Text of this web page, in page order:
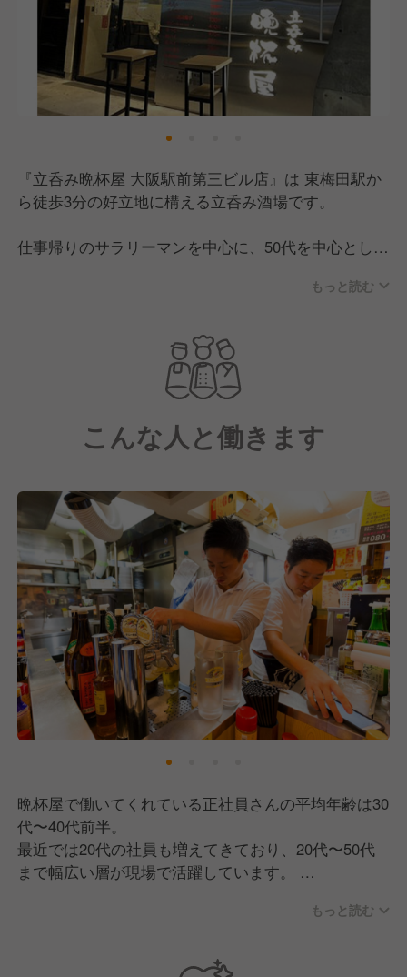
『立呑み晩杯屋 大阪駅前第三ビル店』は 東梅田駅か
ら徒歩3分の好立地に構える立呑み酒場です。
仕事帰りのサラリーマンを中心に、50代を中心とした
一人でふらっと立ち寄れる気軽さが魅力で、気づけば
当店のコンセプトは「旨い・入りやすい・早い・安
毎日市場で買い付ける鮮魚や、3時間かけてコトコト
仕込む煮込みなど、既製品を使わず店舗で一から調理
す。
また、スタッフ一人ひとりの個性が光る距離の近い接
客が、晩杯屋ならではの雰囲気をつくり上げていま
す。
オープン以来、おかげさまで多くのお客様にご愛顧い
ただいています。
これからも多くの方々に愛されるお店を目指し、日々
営業を続けてまいります。
そこで現在は、一緒にお店を盛り上げていただける新
しい仲間を募集中です！
もっと読む
こんな人と働きます
晩杯屋で働いてくれている正社員さんの平均年齢は30
代〜40代前半。
最近では20代の社員も増えてきており、20代〜50代
まで幅広い層が現場で活躍しています。
い傾向にありますが、異業種からの転職者も多数活躍
もっと読む